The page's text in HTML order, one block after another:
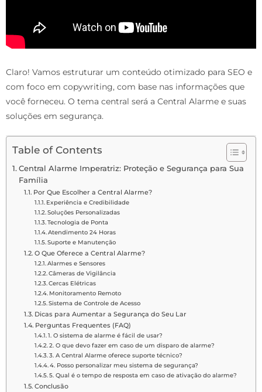
Claro! Vamos estruturar um conteúdo otimizado para SEO e
com foco em copywriting, com base nas informações que
você forneceu. O tema central será a Central Alarme e suas
soluções em segurança.
Table of Contents
Central Alarme Imperatriz: Proteção e Segurança para Sua
Família
Por Que Escolher a Central Alarme?
Experiência e Credibilidade
Soluções Personalizadas
Tecnologia de Ponta
Atendimento 24 Horas
Suporte e Manutenção
O Que Oferece a Central Alarme?
Alarmes e Sensores
Câmeras de Vigilância
Cercas Elétricas
Monitoramento Remoto
Sistema de Controle de Acesso
Dicas para Aumentar a Segurança do Seu Lar
Perguntas Frequentes (FAQ)
1. O sistema de alarme é fácil de usar?
2. O que devo fazer em caso de um disparo de alarme?
3. A Central Alarme oferece suporte técnico?
4. Posso personalizar meu sistema de segurança?
5. Qual é o tempo de resposta em caso de ativação do alarme?
Conclusão